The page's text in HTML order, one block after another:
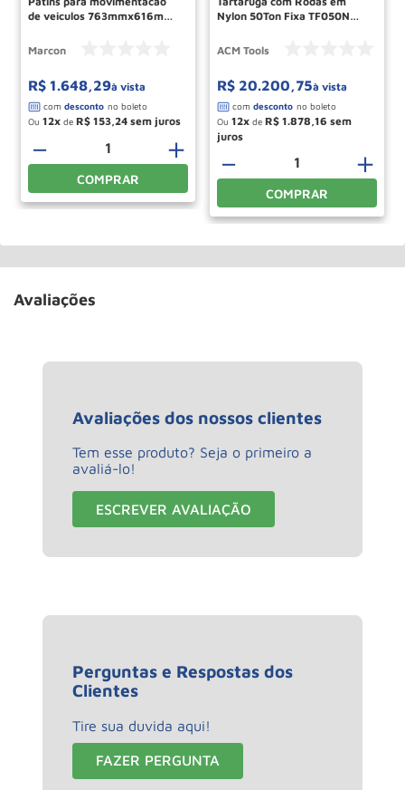
de veiculos 763mmx616mm
Marcon
R$ 1.648,29à vista
Ou 12 de R$ 153 24
＋
－
COMPRAR
Nylon 50Ton Fixa TF050N
ACM Tools
R$ 20.200,75à vista
Ou 12 de R$ 1.878 16
＋
－
COMPRAR
Avaliações
Avaliações dos nossos clientes
Tem esse produto? Seja o primeiro a
avaliá-lo!
ESCREVER AVALIAÇÃO
Perguntas e Respostas dos
Clientes
Tire sua duvida aqui!
FAZER PERGUNTA